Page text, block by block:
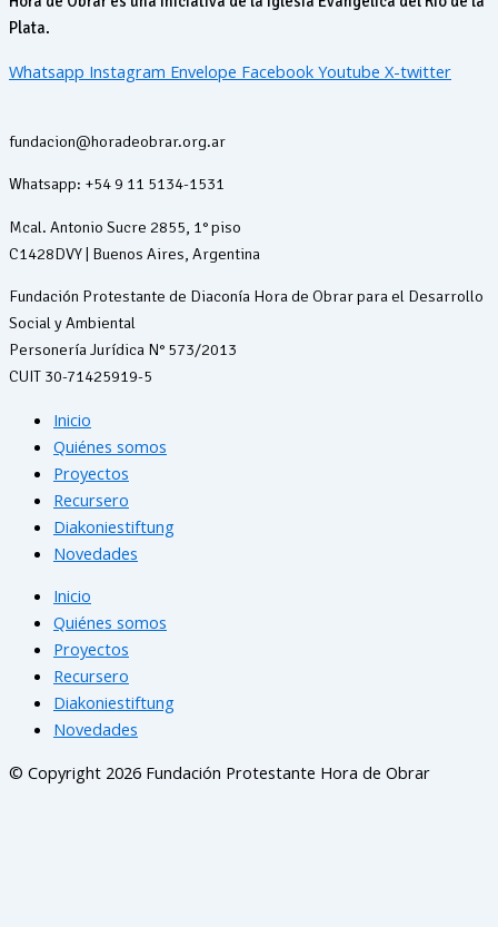
Plata.
Whatsapp Instagram Envelope Facebook Youtube X-twitter
fundacion@horadeobrar.org.ar
Whatsapp: +54 9 11 5134-1531
Mcal. Antonio Sucre 2855, 1° piso
C1428DVY | Buenos Aires, Argentina
Fundación Protestante de Diaconía Hora de Obrar para el Desarrollo
Social y Ambiental
Personería Jurídica N° 573/2013
CUIT 30-71425919-5
Inicio
Quiénes somos
Proyectos
Recursero
Diakoniestiftung
Novedades
Inicio
Quiénes somos
Proyectos
Recursero
Diakoniestiftung
Novedades
© Copyright 2026 Fundación Protestante Hora de Obrar